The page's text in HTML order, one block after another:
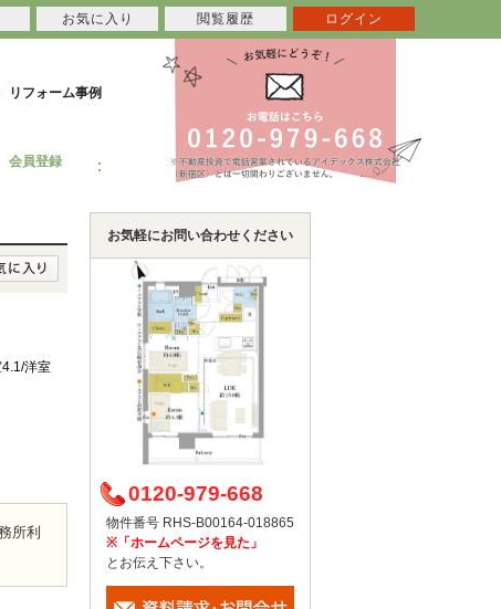
リフォーム事例
会員登録
洋室
所利
お気軽にお問い合わせください
0120-979-668
物件番号 RHS-B00164-018865
※「ホームページを見た」
とお伝え下さい。
お気に入り 閲覧履歴 ログイン